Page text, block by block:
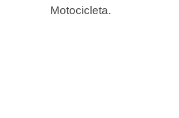
Motocicleta.